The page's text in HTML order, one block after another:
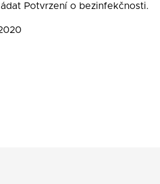
Potvrzení o bezinfekčnosti.